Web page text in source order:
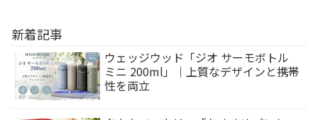
新着記事
ウェッジウッド「ジオ サーモボトル
ミニ 200ml」｜上質なデザインと携帯
性を両立